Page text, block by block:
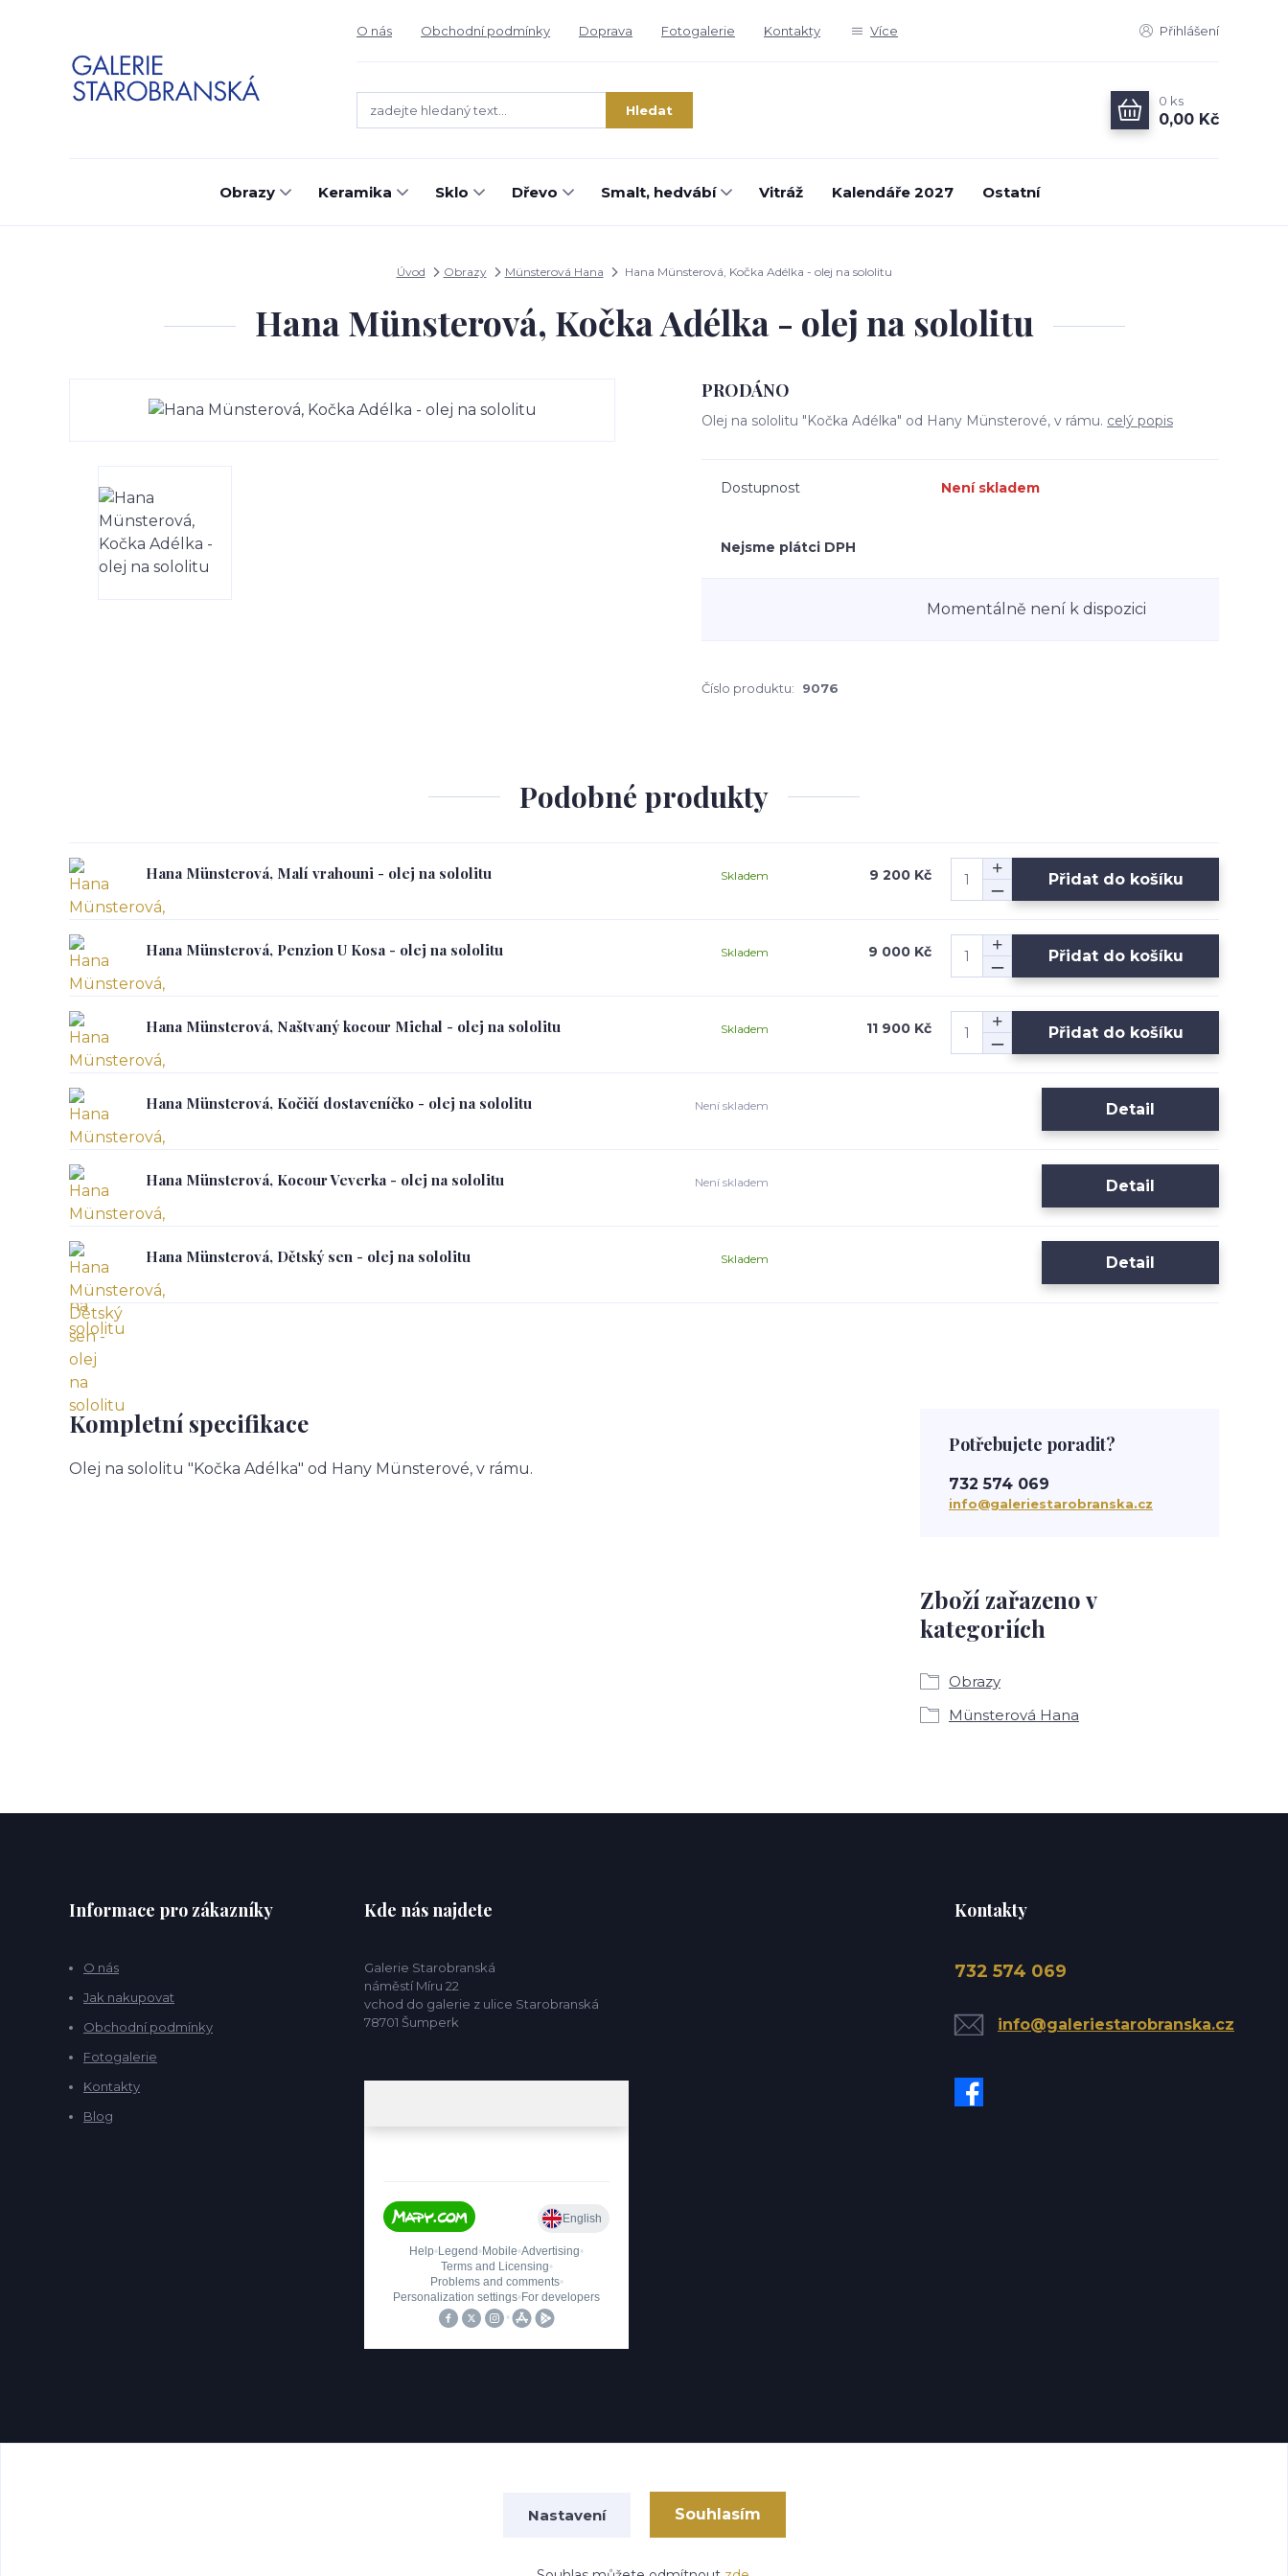
O nás Obchodní podmínky Doprava Fotogalerie Kontakty Více Přihlášení
Hledat
0 ks
0,00 Kč
Obrazy Keramika Sklo Dřevo Smalt, hedvábí Vitráž Kalendáře 2027 Ostatní
Úvod Obrazy Münsterová Hana Hana Münsterová, Kočka Adélka - olej na sololitu
Hana Münsterová, Kočka Adélka - olej na sololitu
PRODÁNO
Olej na sololitu "Kočka Adélka" od Hany Münsterové, v rámu. celý popis
Dostupnost Není skladem
Nejsme plátci DPH
Momentálně není k dispozici
Číslo produktu: 9076
Podobné produkty
Hana Münsterová, Malí vrahouni - olej na sololitu 9 200 Kč
Skladem Přidat do košíku
Hana Münsterová, Penzion U Kosa - olej na sololitu 9 000 Kč
Skladem Přidat do košíku
Hana Münsterová, Naštvaný kocour Michal - olej na sololitu 11 900 Kč
Skladem Přidat do košíku
Hana Münsterová, Kočičí dostaveníčko - olej na sololitu Není skladem Detail
Hana Münsterová, Kocour Veverka - olej na sololitu Není skladem Detail
Hana Münsterová, Dětský sen - olej na sololitu Skladem Detail
Kompletní specifikace
Olej na sololitu "Kočka Adélka" od Hany Münsterové, v rámu.
Zboží zařazeno v
kategoriích
Obrazy
Münsterová Hana
Potřebujete poradit?
732 574 069
info@galeriestarobranska.cz
Informace pro zákazníky
O nás
Jak nakupovat
Obchodní podmínky
Fotogalerie
Kontakty
Blog
Kde nás najdete
Galerie Starobranská
náměstí Míru 22
vchod do galerie z ulice Starobranská
78701 Šumperk
Kontakty
732 574 069
info@galeriestarobranska.cz
Nastavení Souhlasím